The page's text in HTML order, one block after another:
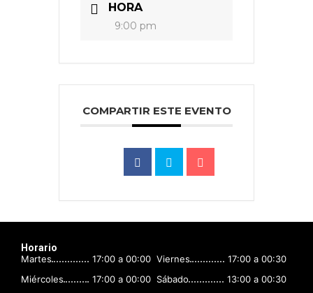
HORA
9:00 pm
COMPARTIR ESTE EVENTO
Horario
Martes
17:00 a 00:00
Miércoles
17:00 a 00:00
Viernes
17:00 a 00:30
Sábado
13:00 a 00:30